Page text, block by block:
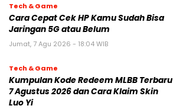
Tech & Game
Cara Cepat Cek HP Kamu Sudah Bisa
Jaringan 5G atau Belum
Jumat, 7 Agu 2026 - 18:04 WIB
Tech & Game
Kumpulan Kode Redeem MLBB Terbaru
7 Agustus 2026 dan Cara Klaim Skin
Luo Yi